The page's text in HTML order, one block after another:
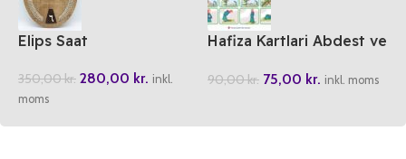
Elips Saat
350,00kr. 280,00 kr. inkl.
moms
Hafiza Kartlari Abdest ve
90,00kr. 75,00 kr. inkl. moms